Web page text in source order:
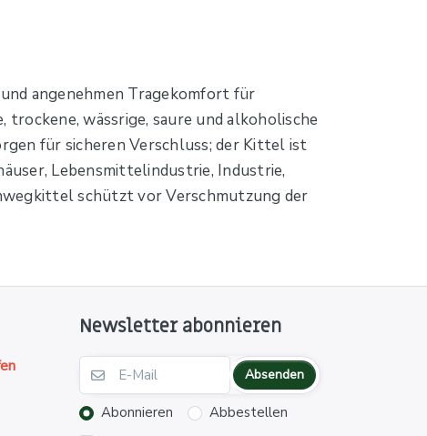
angenehmen Tragekomfort für
wässrige, saure und alkoholische
für sicheren Verschluss; der Kittel ist
Lebensmittelindustrie, Industrie,
schützt vor Verschmutzung der
Newsletter abonnieren
Absenden
Abonnieren Abbestellen